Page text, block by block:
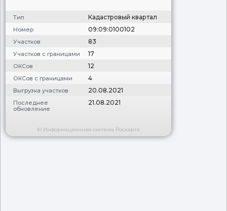
Тип Кадастровый квартал
Номер 09:09:0100102
Участков 83
Участков с границами 17
ОКСов 12
ОКСов с границами 4
Выгрузка участков 20.08.2021
Последнее
обновление
21.08.2021
© Информационная система Роскарта